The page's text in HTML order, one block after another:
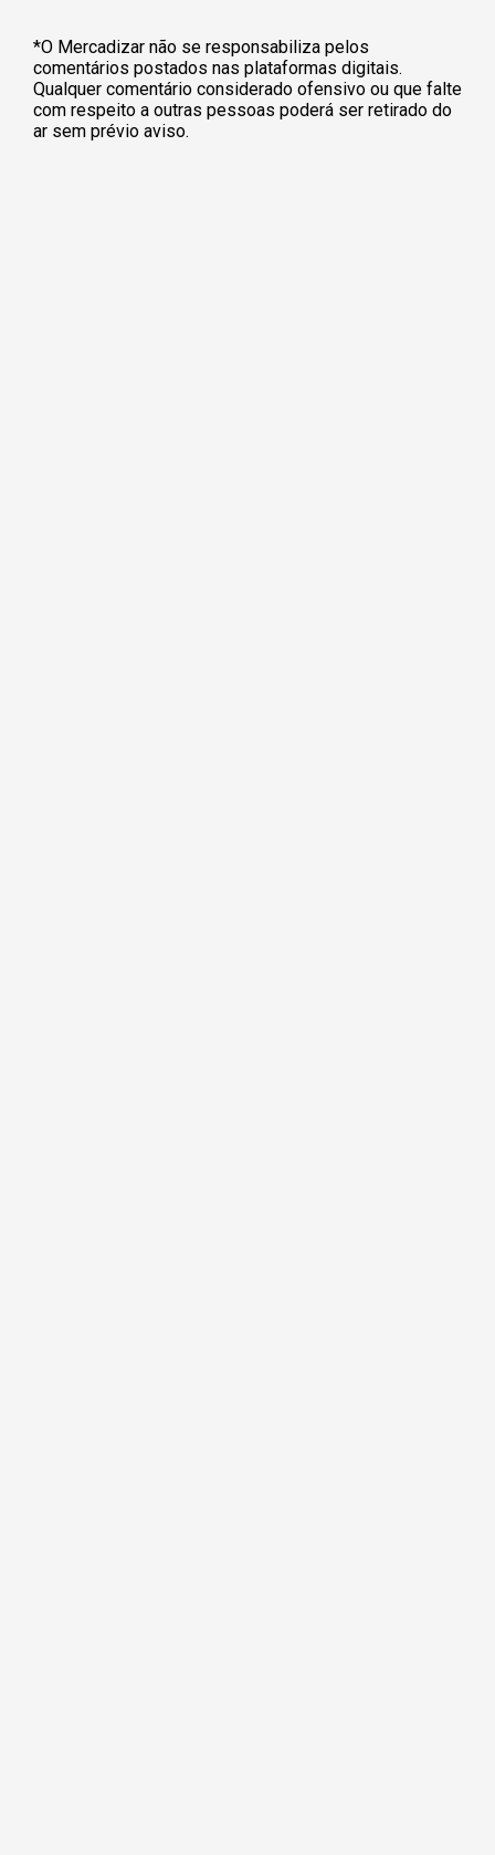
*O Mercadizar não se responsabiliza pelos
comentários postados nas plataformas digitais.
Qualquer comentário considerado ofensivo ou que falte
com respeito a outras pessoas poderá ser retirado do
ar sem prévio aviso.